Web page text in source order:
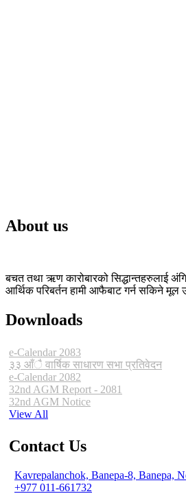
About us
बचत तथा ऋण कारोबारको सिद्धान्तहरुलाई
आर्थिक परिबर्तन हामी आफैबाट गर्न सकिने मूल
Downloads
e-Calendar 2083
३३ आँै वार्षिक साधारण सभा प्रतिवेदन
e-Calendar 2082
32nd AGM Report - 2081
32nd AGM Notice
View All
Contact Us
Kavrepalanchok, Banepa-8, Banepa,
+977 011-661732